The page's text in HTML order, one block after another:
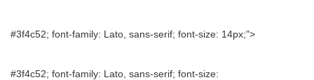
#3f4c52; font-family: Lato, sans-serif; font-size: 14px;">
#3f4c52; font-family: Lato, sans-serif; font-size: